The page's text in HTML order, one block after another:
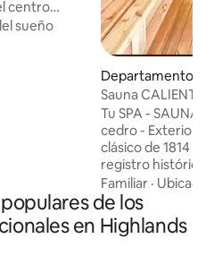
Creek, Spa
estadías
n.º P25-
sueño
Departamento en
ng
Sauna CALIENTE
FRÍO - Montañas
de Nueva York
Tu SPA - SAUNA
cedro - Exterior Acogedor y actualizado,
clásico de 1814
registro histórico
West Point y Beacon.
huésped Jack «Este apartamento me dio
la sensación de
en una hermosa
Familiar ·
de los
en Highlands